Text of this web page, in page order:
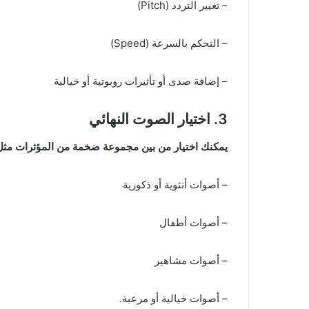
– تغيير التردد (Pitch)
– التحكم بالسرعة (Speed)
– إضافة صدى أو تأثيرات روبوتية أو خيالية
3. اختيار الصوت النهائي
يمكنك اختيار من بين مجموعة ضخمة من المؤثرات
– أصوات أنثوية أو ذكورية
– أصوات أطفال
– أصوات مشاهير
– أصوات خيالية أو مرعبة.